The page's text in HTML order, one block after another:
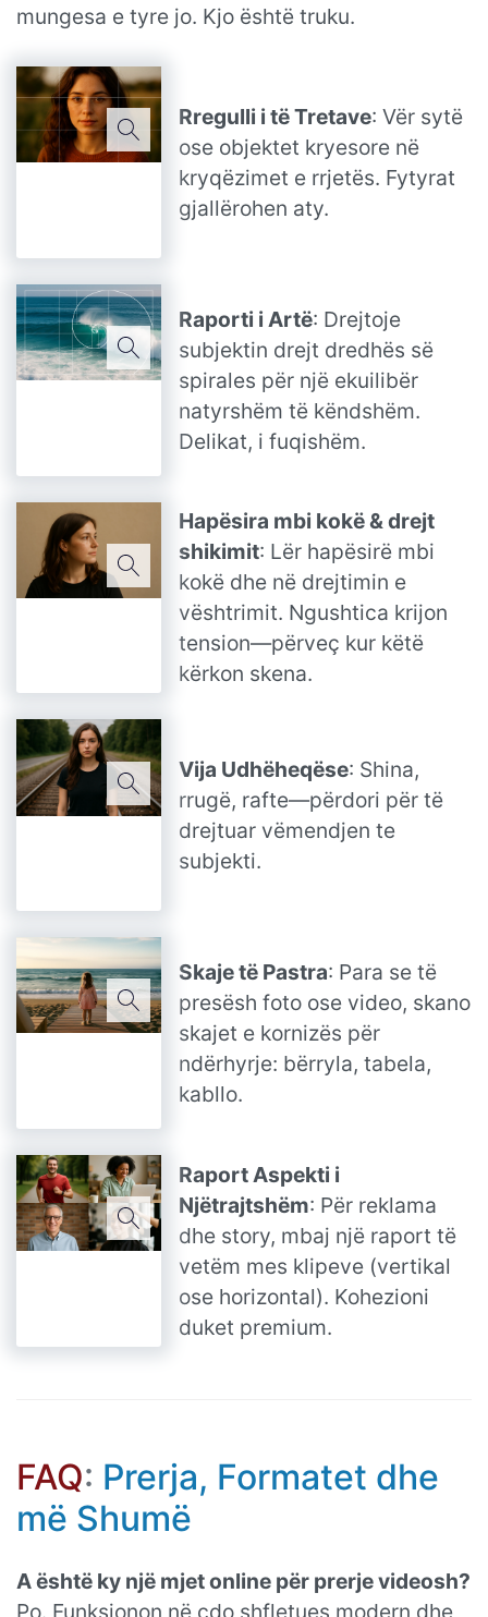
mungesa e tyre jo. Kjo është truku.
Rregulli i të Tretave: Vër sytë
ose objektet kryesore në
kryqëzimet e rrjetës. Fytyrat
gjallërohen aty.
Raporti i Artë: Drejtoje
subjektin drejt dredhës së
spirales për një ekuilibër
natyrshëm të këndshëm.
Delikat, i fuqishëm.
Hapësira mbi kokë & drejt
shikimit: Lër hapësirë mbi
kokë dhe në drejtimin e
vështrimit. Ngushtica krijon
tension—përveç kur këtë
kërkon skena.
Vija Udhëheqëse: Shina,
rrugë, rafte—përdori për të
drejtuar vëmendjen te
subjekti.
Skaje të Pastra: Para se të
presësh foto ose video, skano
skajet e kornizës për
ndërhyrje: bërryla, tabela,
kabllo.
Raport Aspekti i
Njëtrajtshëm: Për reklama
dhe story, mbaj një raport të
vetëm mes klipeve (vertikal
ose horizontal). Kohezioni
duket premium.
FAQ: Prerja, Formatet dhe
më Shumë
A është ky një mjet online për prerje videosh?
Po. Funksionon në çdo shfletues modern dhe